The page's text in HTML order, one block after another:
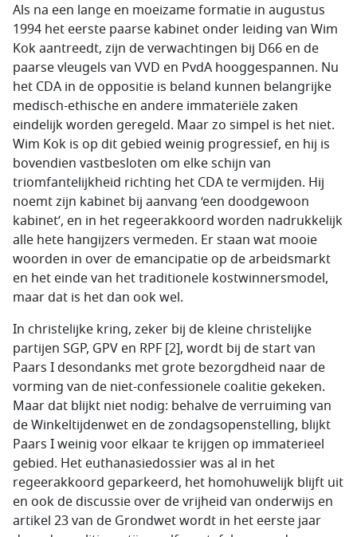
Als na een lange en moeizame formatie in augustus
1994 het eerste paarse kabinet onder leiding van Wim
Kok aantreedt, zijn de verwachtingen bij D66 en de
paarse vleugels van VVD en PvdA hooggespannen. Nu
het CDA in de oppositie is beland kunnen belangrijke
medisch-ethische en andere immateriële zaken
eindelijk worden geregeld. Maar zo simpel is het niet.
Wim Kok is op dit gebied weinig progressief, en hij is
bovendien vastbesloten om elke schijn van
triomfantelijkheid richting het CDA te vermijden. Hij
noemt zijn kabinet bij aanvang ‘een doodgewoon
kabinet’, en in het regeerakkoord worden nadrukkelijk
alle hete hangijzers vermeden. Er staan wat mooie
woorden in over de emancipatie op de arbeidsmarkt
en het einde van het traditionele kostwinnersmodel,
maar dat is het dan ook wel.
In christelijke kring, zeker bij de kleine christelijke
partijen SGP, GPV en RPF [2], wordt bij de start van
Paars I desondanks met grote bezorgdheid naar de
vorming van de niet-confessionele coalitie gekeken.
Maar dat blijkt niet nodig: behalve de verruiming van
de Winkeltijdenwet en de zondagsopenstelling, blijkt
Paars I weinig voor elkaar te krijgen op immaterieel
gebied. Het euthanasiedossier was al in het
regeerakkoord geparkeerd, het homohuwelijk blijft uit
en ook de discussie over de vrijheid van onderwijs en
artikel 23 van de Grondwet wordt in het eerste jaar